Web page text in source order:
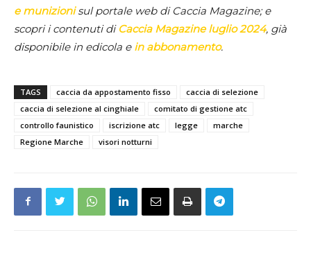
e munizionisul portale web di Caccia Magazine; e
scopri i contenuti di Caccia Magazine luglio 2024, già
disponibile in edicola e in abbonamento.
TAGS caccia da appostamento fisso
caccia di selezione
caccia di selezione al cinghiale
comitato di gestione atc
controllo faunistico
iscrizione atc legge
marche
Regione Marche
visori notturni